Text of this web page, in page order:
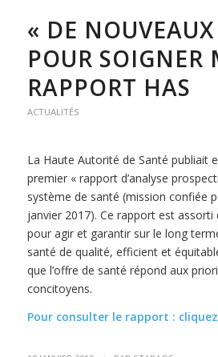
« DE
POUR SOIGNER
RAPPORT HAS
ACTUALITÉS
La Haute Autorité de Santé publiait
premier « rapport d’analyse
système de santé (mission confiée
janvier 2017). Ce rapport est assorti
pour agir et garantir sur le long
santé de qualité, efficient et
que l’offre de santé répond aux
concitoyens.
Pour consulter le rapport : cliquez